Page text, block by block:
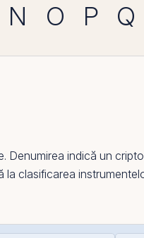
N O P Q
indică un
clasificarea